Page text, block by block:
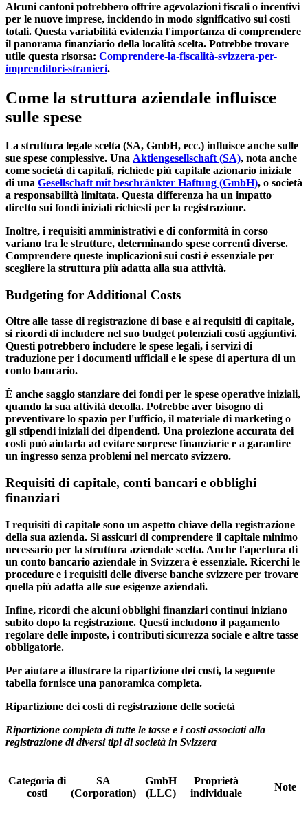
Alcuni cantoni potrebbero offrire agevolazioni fiscali o incentivi
per le nuove imprese, incidendo in modo significativo sui costi
totali. Questa variabilità evidenzia l'importanza di comprendere
il panorama finanziario della località scelta. Potrebbe trovare
utile questa risorsa: Comprendere-la-fiscalità-svizzera-per-
imprenditori-stranieri.
Come la struttura aziendale influisce
sulle spese
La struttura legale scelta (SA, GmbH, ecc.) influisce anche sulle
sue spese complessive. Una Aktiengesellschaft (SA), nota anche
come società di capitali, richiede più capitale azionario iniziale
di una Gesellschaft mit beschränkter Haftung (GmbH), o società
a responsabilità limitata. Questa differenza ha un impatto
diretto sui fondi iniziali richiesti per la registrazione.
Inoltre, i requisiti amministrativi e di conformità in corso
variano tra le strutture, determinando spese correnti diverse.
Comprendere queste implicazioni sui costi è essenziale per
scegliere la struttura più adatta alla sua attività.
Budgeting for Additional Costs
Oltre alle tasse di registrazione di base e ai requisiti di capitale,
si ricordi di includere nel suo budget potenziali costi aggiuntivi.
Questi potrebbero includere le spese legali, i servizi di
traduzione per i documenti ufficiali e le spese di apertura di un
conto bancario.
È anche saggio stanziare dei fondi per le spese operative iniziali,
quando la sua attività decolla. Potrebbe aver bisogno di
preventivare lo spazio per l'ufficio, il materiale di marketing o
gli stipendi iniziali dei dipendenti. Una proiezione accurata dei
costi può aiutarla ad evitare sorprese finanziarie e a garantire
un ingresso senza problemi nel mercato svizzero.
Requisiti di capitale, conti bancari e obblighi
finanziari
I requisiti di capitale sono un aspetto chiave della registrazione
della sua azienda. Si assicuri di comprendere il capitale minimo
necessario per la struttura aziendale scelta. Anche l'apertura di
un conto bancario aziendale in Svizzera è essenziale. Ricerchi le
procedure e i requisiti delle diverse banche svizzere per trovare
quella più adatta alle sue esigenze aziendali.
Infine, ricordi che alcuni obblighi finanziari continui iniziano
subito dopo la registrazione. Questi includono il pagamento
regolare delle imposte, i contributi sicurezza sociale e altre tasse
obbligatorie.
Per aiutare a illustrare la ripartizione dei costi, la seguente
tabella fornisce una panoramica completa.
Ripartizione dei costi di registrazione delle società
Ripartizione completa di tutte le tasse e i costi associati alla
registrazione di diversi tipi di società in Svizzera
Categoria di
costi
SA
(Corporation)
GmbH
(LLC)
Proprietà
individuale
Note